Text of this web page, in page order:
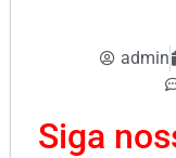
admin
Siga